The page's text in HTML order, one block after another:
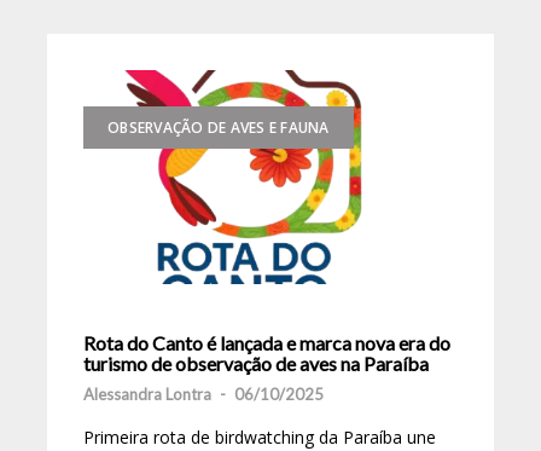
OBSERVAÇÃO DE AVES E FAUNA
Rota do Canto é lançada e marca nova era do
turismo de observação de aves na Paraíba
Alessandra Lontra - 06/10/2025
Primeira rota de birdwatching da Paraíba une